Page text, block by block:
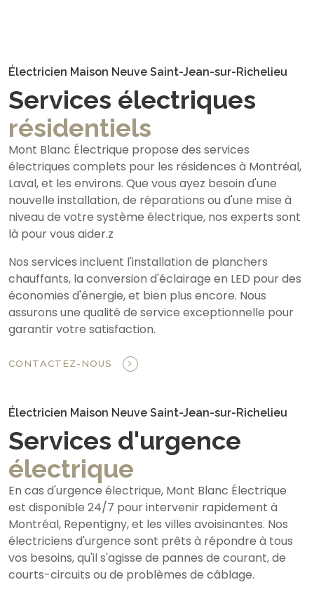
Électricien Maison Neuve Saint-Jean-sur-Richelieu
Services électriques
résidentiels
Mont Blanc Électrique propose des services
électriques complets pour les résidences à Montréal,
Laval, et les environs. Que vous ayez besoin d'une
nouvelle installation, de réparations ou d'une mise à
niveau de votre système électrique, nos experts sont
là pour vous aider.z
Nos services incluent l'installation de planchers
chauffants, la conversion d'éclairage en LED pour des
économies d'énergie, et bien plus encore. Nous
assurons une qualité de service exceptionnelle pour
garantir votre satisfaction.
CONTACTEZ-NOUS
Électricien Maison Neuve Saint-Jean-sur-Richelieu
Services d'urgence
électrique
En cas d'urgence électrique, Mont Blanc Électrique
est disponible 24/7 pour intervenir rapidement à
Montréal, Repentigny, et les villes avoisinantes. Nos
électriciens d'urgence sont prêts à répondre à tous
vos besoins, qu'il s'agisse de pannes de courant, de
courts-circuits ou de problèmes de câblage.